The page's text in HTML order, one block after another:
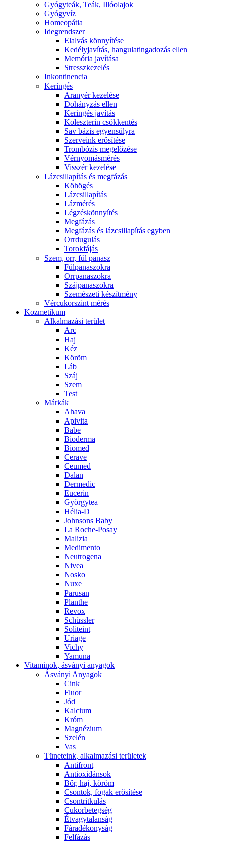
Gyógyteák, Teák, Illóolajok
Gyógyvíz
Homeopátia
Idegrendszer
Elalvás könnyítése
Kedélyjavítás, hangulatingadozás ellen
Memória javítása
Stresszkezelés
Inkontinencia
Keringés
Aranyér kezelése
Dohányzás ellen
Keringés javítás
Koleszterin csökkentés
Sav bázis egyensúlyra
Szerveink erősítése
Trombózis megelőzése
Vérnyomásmérés
Visszér kezelése
Lázcsillapítás és megfázás
Köhögés
Lázcsillapítás
Lázmérés
Légzéskönnyítés
Megfázás
Megfázás és lázcsillapítás egyben
Orrdugulás
Torokfájás
Szem, orr, fül panasz
Fülpanaszokra
Orrpanaszokra
Szájpanaszokra
Szemészeti készítmény
Vércukorszint mérés
Kozmetikum
Alkalmazási terület
Arc
Haj
Kéz
Köröm
Láb
Száj
Szem
Test
Márkák
Ahava
Apivita
Babe
Bioderma
Biomed
Cerave
Ceumed
Dalan
Dermedic
Eucerin
Györgytea
Hélia-D
Johnsons Baby
La Roche-Posay
Malizia
Medimento
Neutrogena
Nivea
Nosko
Nuxe
Parusan
Planthe
Revox
Schüssler
Soliteint
Uriage
Vichy
Yamuna
Vitaminok, ásványi anyagok
Ásványi Anyagok
Cink
Fluor
Jód
Kalcium
Króm
Magnézium
Szelén
Vas
Tüneteink, alkalmazási területek
Antifront
Antioxidánsok
Bőr, haj, köröm
Csontok, fogak erősítése
Csontritkulás
Cukorbetegség
Étvagytalanság
Fáradékonyság
Felfázás